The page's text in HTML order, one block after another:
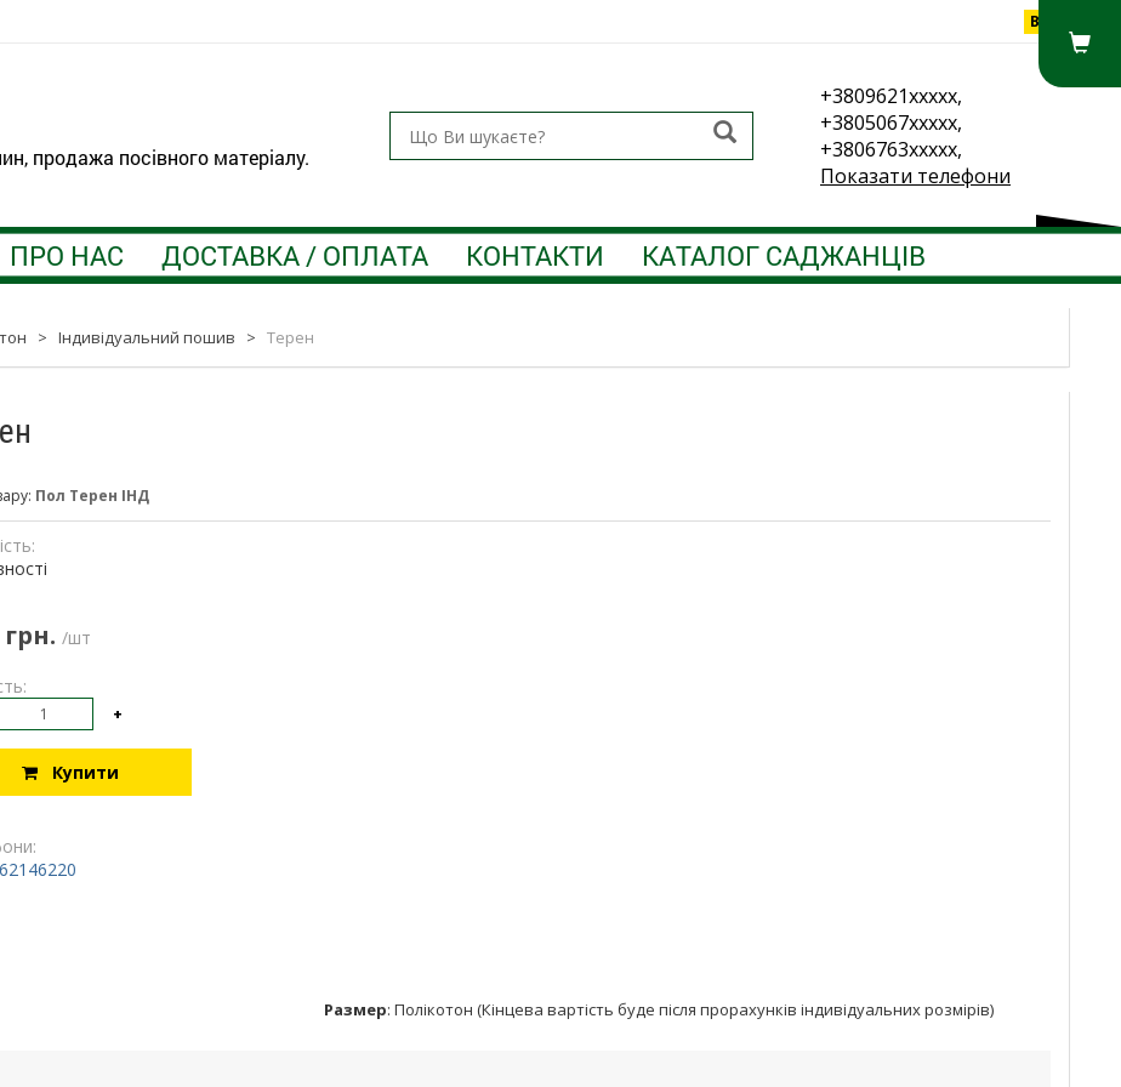
Вхід
продажа посівного матеріалу.
+3809621xxxxx,
+3805067xxxxx,
+3806763xxxxx,
Показати телефони
ПРО НАС ДОСТАВКА / ОПЛАТА КОНТАКТИ КАТАЛОГ САДЖАНЦІВ
> Індивідуальний пошив > Терен
Пол Терен ІНД
грн. /шт
+
Купити
Размер: Полікотон (Кінцева вартість буде після прорахунків індивідуальних розмірів)